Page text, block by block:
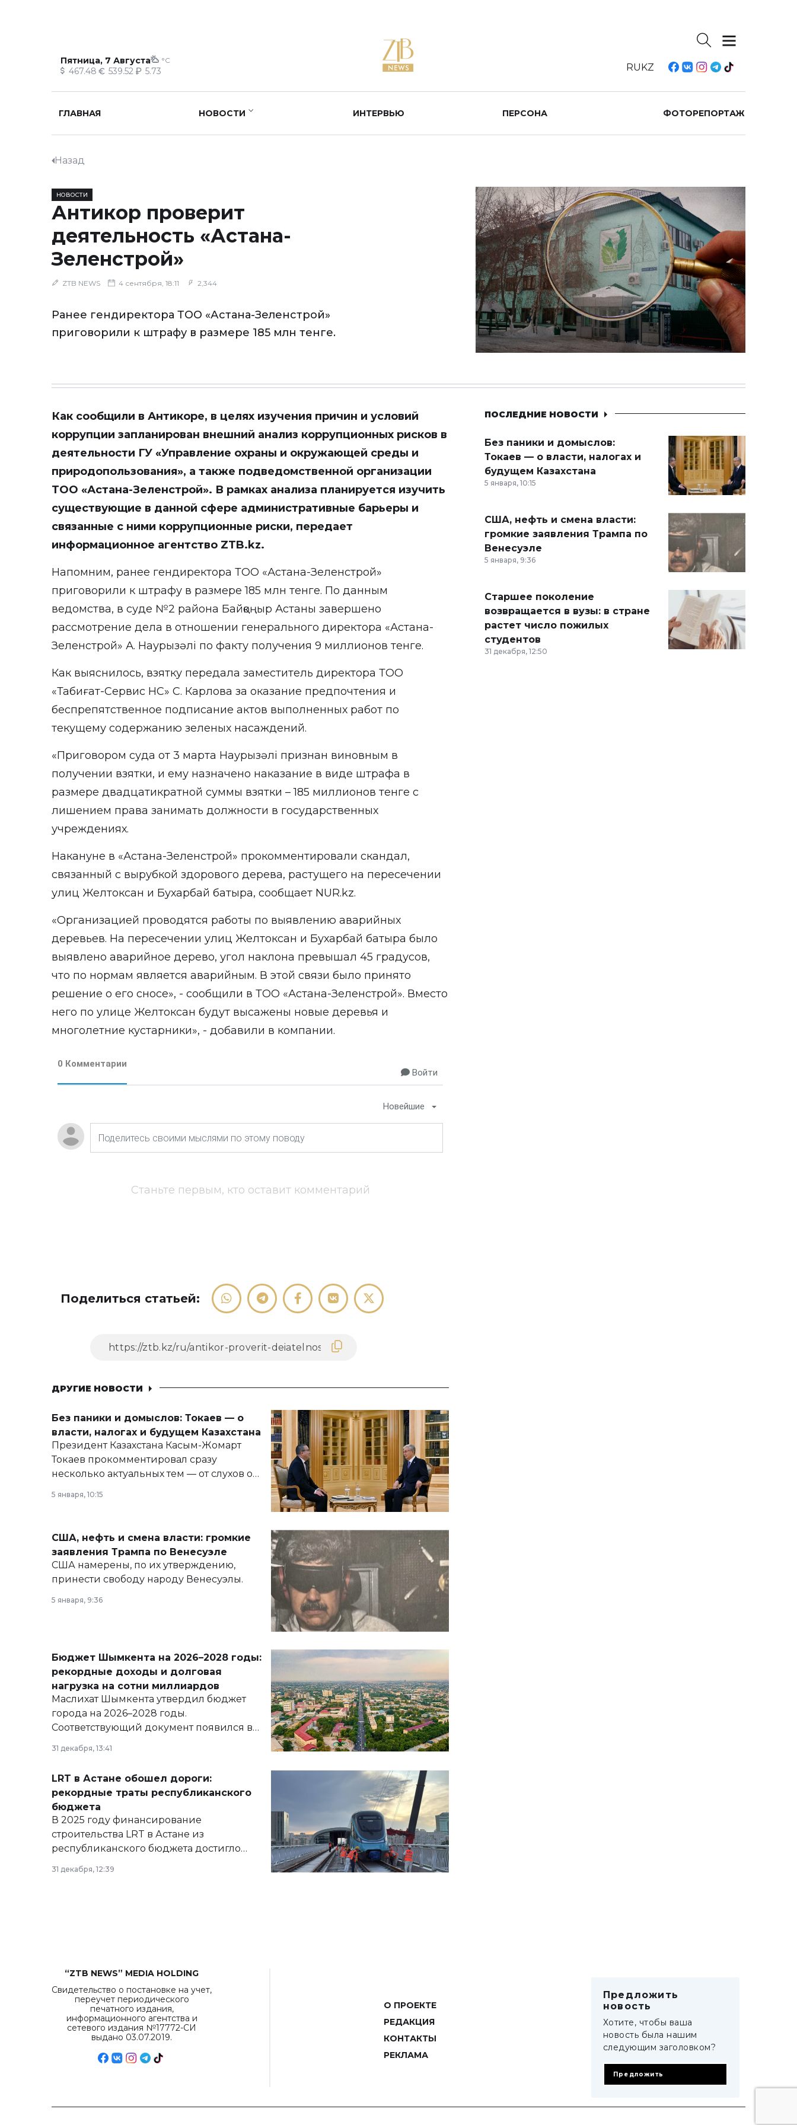
Пятница, 7 Августа °C
467.48 539.52 5.73 RUKZ
ГЛАВНАЯ НОВОСТИ ИНТЕРВЬЮ ПЕРСОНА ФОТОРЕПОРТАЖ
Назад
НОВОСТИ
Антикор проверит
деятельность «Астана-
Зеленстрой»
ZTB NEWS 4 сентября, 18:11 2,344
Ранее гендиректора ТОО «Астана-Зеленстрой»
приговорили к штрафу в размере 185 млн тенге.
Как сообщили в Антикоре, в целях изучения причин и условий
коррупции запланирован внешний анализ коррупционных рисков в
деятельности ГУ «Управление охраны и окружающей среды и
природопользования», а также подведомственной организации
ТОО «Астана-Зеленстрой». В рамках анализа планируется изучить
существующие в данной сфере административные барьеры и
связанные с ними коррупционные риски, передает
информационное агентство ZTB.kz.
Напомним, ранее гендиректора ТОО «Астана-Зеленстрой»
приговорили к штрафу в размере 185 млн тенге. По данным
ведомства, в суде №2 района Байқоңыр Астаны завершено
рассмотрение дела в отношении генерального директора «Астана-
Зеленстрой» А. Наурызәлі по факту получения 9 миллионов тенге.
Как выяснилось, взятку передала заместитель директора ТОО
«Табиғат-Сервис НС» С. Карлова за оказание предпочтения и
беспрепятственное подписание актов выполненных работ по
текущему содержанию зеленых насаждений.
«Приговором суда от 3 марта Наурызәлі признан виновным в
получении взятки, и ему назначено наказание в виде штрафа в
размере двадцатикратной суммы взятки – 185 миллионов тенге с
лишением права занимать должности в государственных
учреждениях.
Накануне в «Астана-Зеленстрой» прокомментировали скандал,
связанный с вырубкой здорового дерева, растущего на пересечении
улиц Желтоксан и Бухарбай батыра, сообщает NUR.kz.
«Организацией проводятся работы по выявлению аварийных
деревьев. На пересечении улиц Желтоксан и Бухарбай батыра было
выявлено аварийное дерево, угол наклона превышал 45 градусов,
что по нормам является аварийным. В этой связи было принято
решение о его сносе», - сообщили в ТОО «Астана-Зеленстрой». Вместо
него по улице Желтоксан будут высажены новые деревья и
многолетние кустарники», - добавили в компании.
0 Комментарии
Войти
Новейшие
Станьте первым, кто оставит комментарий
Поделиться статьей:
ДРУГИЕ НОВОСТИ
Без паники и домыслов: Токаев — о
власти, налогах и будущем Казахстана
Президент Казахстана Касым-Жомарт
Токаев прокомментировал сразу
несколько актуальных тем — от слухов о
армии, экономики и личного здоровья.
5 января, 10:15
США, нефть и смена власти: громкие
заявления Трампа по Венесуэле
США намерены, по их утверждению,
принести свободу народу Венесуэлы.
5 января, 9:36
Бюджет Шымкента на 2026–2028 годы:
рекордные доходы и долговая
нагрузка на сотни миллиардов
Маслихат Шымкента утвердил бюджет
города на 2026–2028 годы.
Соответствующий документ появился в
базе нормативных правовых актов и на
сайте маслихат города.
31 декабря, 13:41
LRT в Астане обошел дороги:
рекордные траты республиканского
бюджета
В 2025 году финансирование
строительства LRT в Астане из
республиканского бюджета достигло
рекордных объемов.
31 декабря, 12:39
ПОСЛЕДНИЕ НОВОСТИ
Без паники и домыслов:
Токаев — о власти, налогах и
будущем Казахстана
5 января, 10:15
США, нефть и смена власти:
громкие заявления Трампа по
Венесуэле
5 января, 9:36
Старшее поколение
возвращается в вузы: в стране
растет число пожилых
студентов
31 декабря, 12:50
“ZTB NEWS” MEDIA HOLDING
Свидетельство о постановке на учет,
переучет периодического
печатного издания,
информационного агентства и
сетевого издания №17772-СИ
выдано 03.07.2019.
О ПРОЕКТЕ
РЕДАКЦИЯ
КОНТАКТЫ
РЕКЛАМА
Предложить
новость
Хотите, чтобы ваша
новость была нашим
следующим заголовком?
Предложить